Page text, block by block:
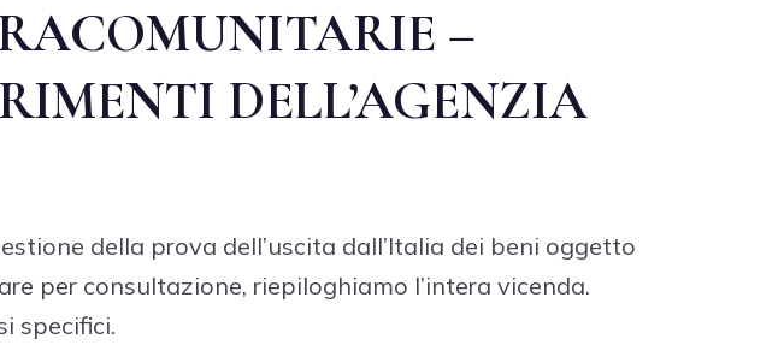
–
DELL’AGENZIA
della prova dell’uscita dall’Italia dei beni oggetto
per consultazione, riepiloghiamo l’intera vicenda.
specifici.